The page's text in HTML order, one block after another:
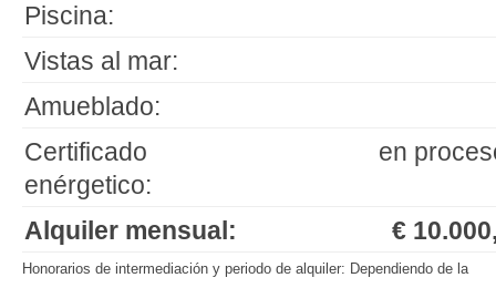
Piscina:
Vistas al mar:
Amueblado:
Certificado
enérgetico:
en
Alquiler mensual: €
Honorarios de intermediación y periodo de alquiler: Dependiendo de la